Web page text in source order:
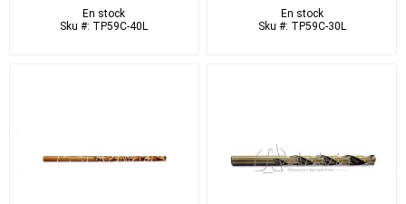
En stock
Sku #: TP59C-40L
En stock
Sku #: TP59C-30L